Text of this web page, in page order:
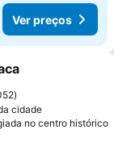
Ver preços
favoritos
cidade
no centro histórico